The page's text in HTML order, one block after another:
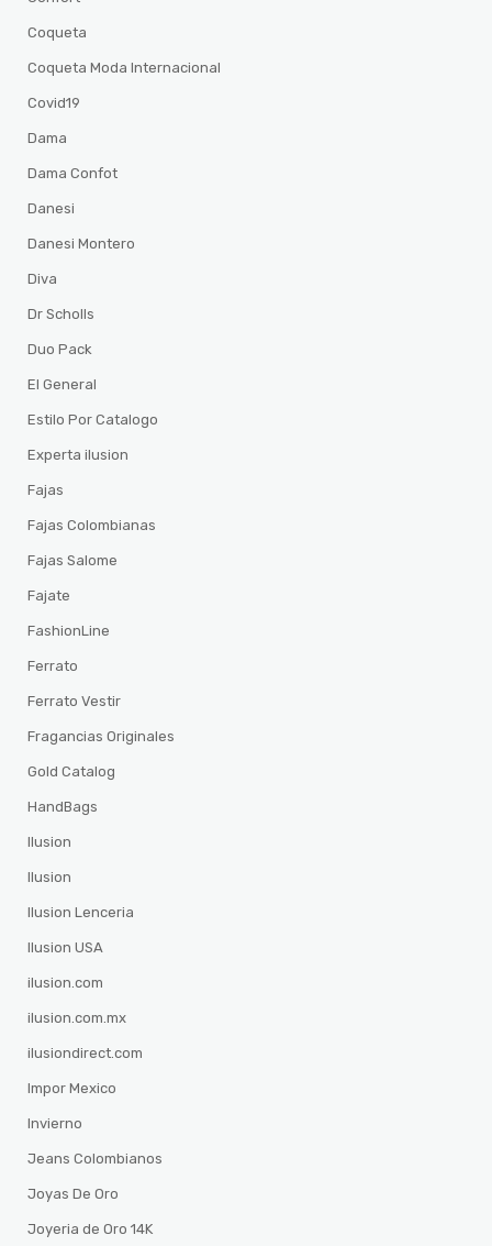
Coqueta
Coqueta Moda Internacional
Covid19
Dama
Dama Confot
Danesi
Danesi Montero
Diva
Dr Scholls
Duo Pack
El General
Estilo Por Catalogo
Experta ilusion
Fajas
Fajas Colombianas
Fajas Salome
Fajate
FashionLine
Ferrato
Ferrato Vestir
Fragancias Originales
Gold Catalog
HandBags
Ilusion
Ilusion
Ilusion Lenceria
Ilusion USA
ilusion.com
ilusion.com.mx
ilusiondirect.com
Impor Mexico
Invierno
Jeans Colombianos
Joyas De Oro
Joyeria de Oro 14K